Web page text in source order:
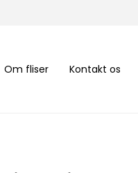
Om fliser Kontakt os